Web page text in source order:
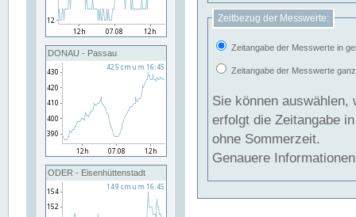
DONAU - Passau
ODER - Eisenhüttenstadt
Zeitbezug der Messwerte:
Zeitangabe der Messwerte in
Zeitangabe der Messwerte
Sie können auswählen,
erfolgt die Zeitangabe
ohne Sommerzeit.
Genauere